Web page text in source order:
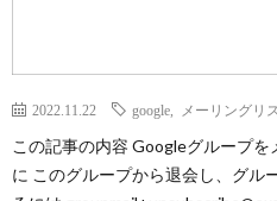
2022.11.22 google メーリングリ
この記事の内容 Googleグループ
に このグループから退会し、グル